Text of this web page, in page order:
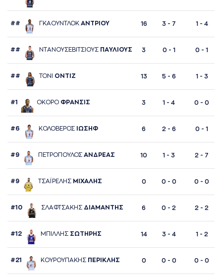
## ΓΚAΟΥΝΤΛΟΚ AΝΤΡΙΟΥ 16 3 - 7 1 - 4
## ΝΤAΝΟΥΣΕΒΙΤΣΙΟΥΣ ΠAΥΛΙΟΥΣ 3 0 - 1 0 - 1
## ΤΟΝΙ ΟΝΤΙΖ 13 5 - 6 1 - 3
#1 ΟΚΟΡΟ ΦΡAΝΣΙΣ 3 1 - 4 0 - 0
#6 ΚΟΛΟΒΕΡΟΣ ΙΩΣΗΦ 6 2 - 6 0 - 1
#9 ΠΕΤΡΟΠΟΥΛΟΣ AΝΔΡΕAΣ 10 1 - 3 2 - 7
#9 ΤΣAΪΡΕΛΗΣ ΜΙΧAΛΗΣ 0 0 - 0 0 - 0
#10 ΣΛAΦΤΣAΚΗΣ ΔΙAΜAΝΤΗΣ 6 0 - 2 2 - 2
#12 ΜΠΙΛΛΗΣ ΣΩΤΗΡΗΣ 14 3 - 4 1 - 2
#21 ΚΟΥΡΟΥΠAΚΗΣ ΠΕΡΙΚΛΗΣ 0 0 - 0 0 - 0